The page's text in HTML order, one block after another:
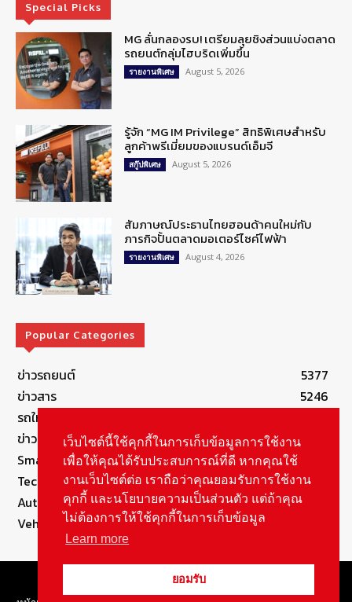
Special Picks
MG ลั่นกลองรบ! เตรียมลุยชิงส่วนแบ่งตลาด
รถยนต์กลุ่มไฮบริดเพิ่มขึ้น
รายงานพิเศษ August 5, 2026
รู้จัก “MG IM Privilege” สิทธิพิเศษสำหรับ
ลูกค้าพรีเมี่ยมของแบรนด์เอ็มจี
สกู๊ปพิเศษ August 5, 2026
สัมภาษณ์ประธานไทยฮอนด้าคนใหม่กับ
ภารกิจปั้นตลาดมอเตอร์ไซค์ไฟฟ้า
รายงานพิเศษ August 4, 2026
Popular Categories
ข่าวรถยนต์
5377
ข่าวสาร
5246
รถใหม่
ข่าวประชาสัมพันธ์
Smart Life
Technology
Autolife Lifestyle
Vehicle
© Copyright 2021, All Rights Reserved Autolifethailand
เว็บไซต์นี้ใช้คุกกี้ในการเก็บข้อมูลการใช้งาน
เพื่อให้คุณได้รับประสบการณ์ที่ดี หากคุณใช้
งานเว็บไซต์ต่อ เราถือว่าคุณยอมรับการใช้งาน
คุกกี้ และนโยบายความเป็นส่วนตัว แต่ถ้าคุณ
ไม่ต้องการให้ใช้คุกกี้ในการเก็บข้อมูล
Learn more
ยอมรับ